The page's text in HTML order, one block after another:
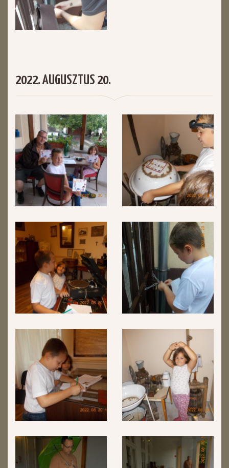
2022. AUGUSZTUS 20.